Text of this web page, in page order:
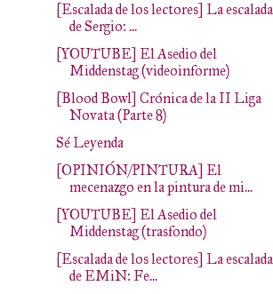
[Escalada de los lectores] La escalada
de Sergio: ...
[YOUTUBE] El Asedio del
Middenstag (videoinforme)
[Blood Bowl] Crónica de la II Liga
Novata (Parte 8)
Sé Leyenda
[OPINIÓN/PINTURA] El
mecenazgo en la pintura de mi...
[YOUTUBE] El Asedio del
Middenstag (trasfondo)
[Escalada de los lectores] La escalada
de EMiN: Fe...